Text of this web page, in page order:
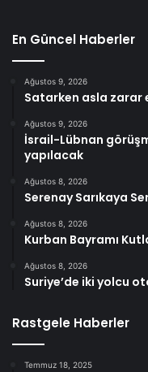
En Güncel Haberler
Ağustos 9, 2026
Satarken asla
Ağustos 9, 2026
İsrail-Lübnan
yapılacak
Ağustos 8, 2026
Serenay Sarıkaya
Ağustos 8, 2026
Kurban Bayramı
Ağustos 8, 2026
Suriye’de iki yolcu
Rastgele Haberler
Temmuz 18, 2025